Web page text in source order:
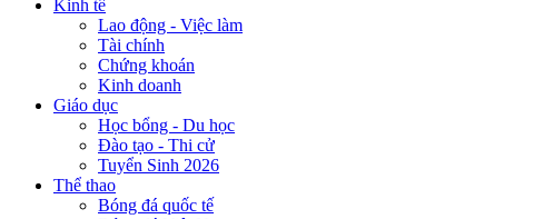
Kinh tế
Lao động - Việc làm
Tài chính
Chứng khoán
Kinh doanh
Giáo dục
Học bổng - Du học
Đào tạo - Thi cử
Tuyển Sinh 2026
Thể thao
Bóng đá quốc tế